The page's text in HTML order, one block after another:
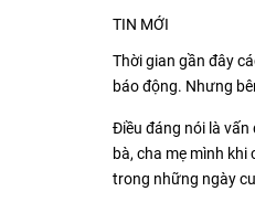
TIN MỚI
Thời gian gần đây
báo động. Nhưng
Điều đáng nói là
bà, cha mẹ mình
trong những ngày